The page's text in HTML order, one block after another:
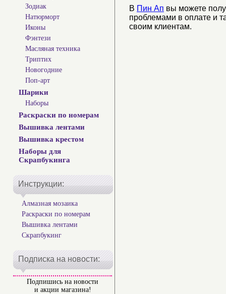
Зодиак
Натюрморт
Иконы
Фэнтези
Масляная техника
Триптих
Новогодние
Поп-арт
Шарики
Наборы
Раскраски по номерам
Вышивка лентами
Вышивка крестом
Наборы для
Скрапбукинга
Инструкции:
Алмазная мозаика
Раскраски по номерам
Вышивка лентами
Скрапбукинг
Подписка на новости:
Подпишись на новости
и акции магазина!
В Пин Ап вы можете
проблемами в оплате и
своим клиентам.